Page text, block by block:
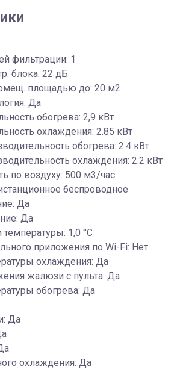
фильтрации: 1
блока: 22 дБ
площадью до: 20 м2
Да
обогрева: 2,9 кВт
охлаждения: 2.85 кВт
обогрева: 2.4 кВт
охлаждения: 2.2 кВт
по воздуху: 500 м3/час
беспроводное
Да
Да
температуры: 1,0 °С
приложения по Wi-Fi: Нет
охлаждения: Да
жалюзи с пульта: Да
обогрева: Да
Да
охлаждения: Да